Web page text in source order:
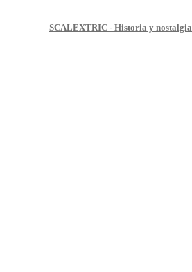
SCALEXTRIC - Historia y nostalgia